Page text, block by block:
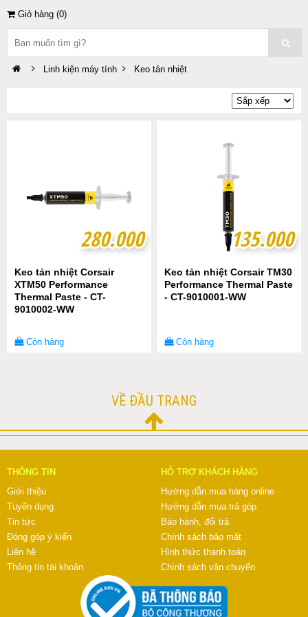
Giỏ hàng (0)
Linh kiện máy tính Keo tản nhiệt
280.000
280.000
Keo tản nhiệt Corsair
XTM50 Performance
Thermal Paste - CT-
9010002-WW
Còn hàng
135.000
135.000
Keo tản nhiệt Corsair TM30
Performance Thermal Paste
- CT-9010001-WW
Còn hàng
VỀ ĐẦU TRANG
THÔNG TIN
Giới thiệu
Tuyển dụng
Tin tức
Đóng góp ý kiến
Liên hệ
Thông tin tài khoản
HỖ TRỢ KHÁCH HÀNG
Hướng dẫn mua hàng online
Hướng dẫn mua trả góp
Bảo hành, đổi trả
Chính sách bảo mật
Hình thức thanh toán
Chính sách vận chuyển